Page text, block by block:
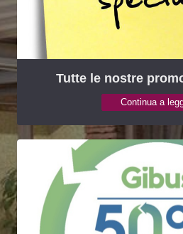
Tutte le nostre
Continua a